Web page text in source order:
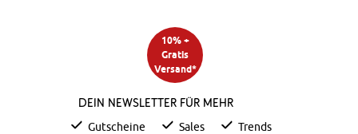
10% +
Gratis
Versand*
Dein Newsletter für mehr
Gutscheine Sales Trends